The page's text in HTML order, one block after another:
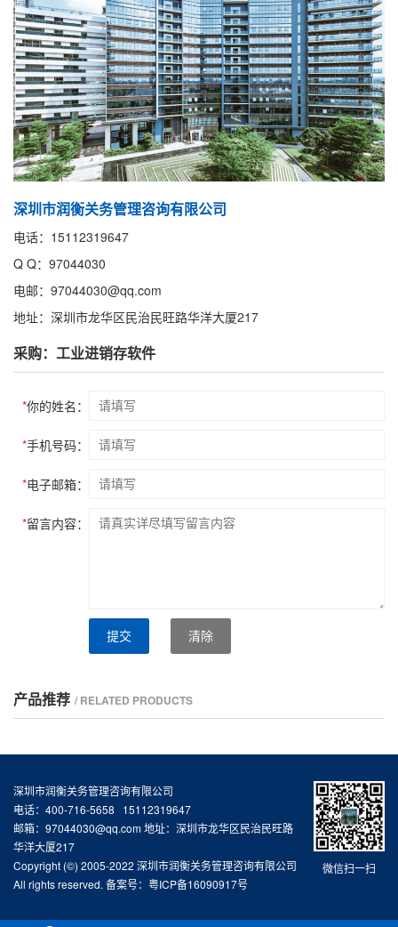
深圳市润衡关务管理咨询有限公司
电话：15112319647
Q Q：97044030
电邮：97044030@qq.com
地址：深圳市龙华区民治民旺路华洋大厦217
采购：工业进销存软件
*你的姓名：
*手机号码：
*电子邮箱：
*留言内容：
提交 清除
产品推荐 / RELATED PRODUCTS
微信扫一扫
深圳市润衡关务管理咨询有限公司
电话：400-716-5658 15112319647
邮箱：97044030@qq.com 地址：深圳市龙华区民治民旺路
华洋大厦217
Copyright (©) 2005-2022 深圳市润衡关务管理咨询有限公司
All rights reserved. 备案号： 粤ICP备16090917号